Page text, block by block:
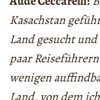
Kasachstan
Land gesucht
paar
wenigen
Land, von dem